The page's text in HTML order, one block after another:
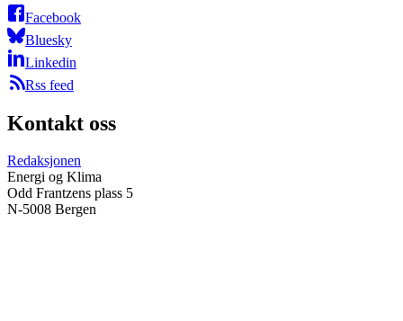
Facebook
Bluesky
Linkedin
Rss feed
Kontakt oss
Redaksjonen
Energi og Klima
Odd Frantzens plass 5
N-5008 Bergen